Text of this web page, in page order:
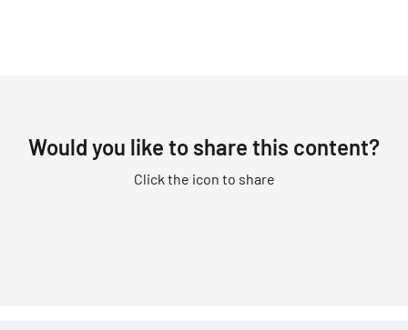
Would you like to share this content?
Click the icon to share